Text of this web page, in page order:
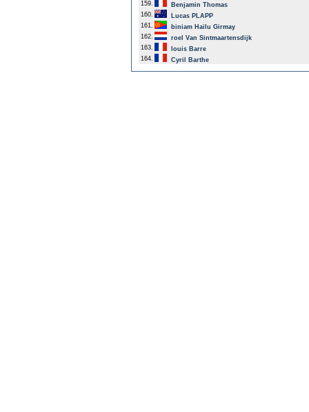
159.
Benjamin Thomas
160.
Lucas PLAPP
161.
biniam Hailu Girmay
162.
roel Van Sintmaartensdijk
163.
louis Barre
164.
Cyril Barthe